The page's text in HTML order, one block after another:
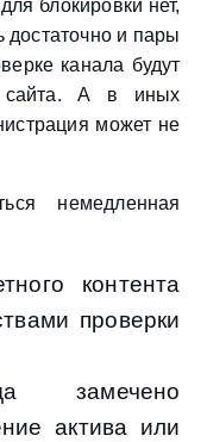
блокировки нет,
и пары
канала будут
сайта. А в иных
может не
немедленная
контента
проверки
замечено
актива или